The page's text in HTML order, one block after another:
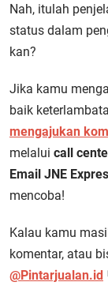
Nah, itulah
status dalam
kan?
Jika kamu
baik
mengajukan
melalui call
Email JNE
mencoba!
Kalau kamu
komentar, atau
@Pintarjualan.id